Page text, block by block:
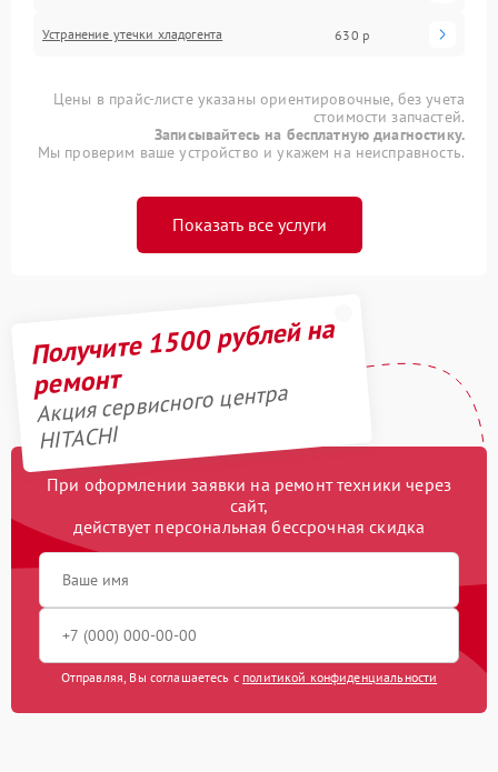
Устранение утечки хладогента 630 р
Цены в прайс-листе указаны ориентировочные, без учета
стоимости запчастей.
Записывайтесь на бесплатную диагностику.
Мы проверим ваше устройство и укажем на неисправность.
Показать все услуги
Получите 1500 рублей на
ремонт
Акция сервисного центра
HITACHI
При оформлении заявки на ремонт техники через
сайт,
действует персональная бессрочная скидка
Отправляя, Вы соглашаетесь с политикой конфиденциальности